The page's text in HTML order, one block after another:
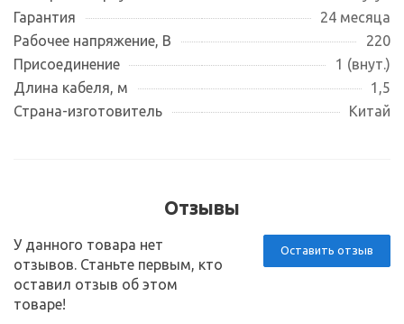
Гарантия
24 месяца
Рабочее напряжение, В
220
Присоединение
1 (внут.)
Длина кабеля, м
1,5
Страна-изготовитель
Китай
Отзывы
Оставить отзыв
У данного товара нет
отзывов. Станьте первым, кто
оставил отзыв об этом
товаре!